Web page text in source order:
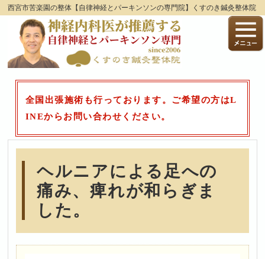
西宮市苦楽園の整体【自律神経とパーキンソンの専門院】くすのき鍼灸整体院
全国出張施術も行っております。ご希望の方はL
INEからお問い合わせください。
ヘルニアによる足への
痛み、痺れが和らぎま
した。